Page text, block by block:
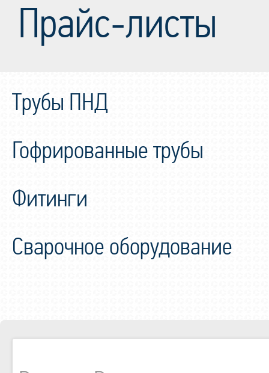
Прайс-листы
Трубы ПНД
Гофрированные трубы
Фитинги
Сварочное оборудование